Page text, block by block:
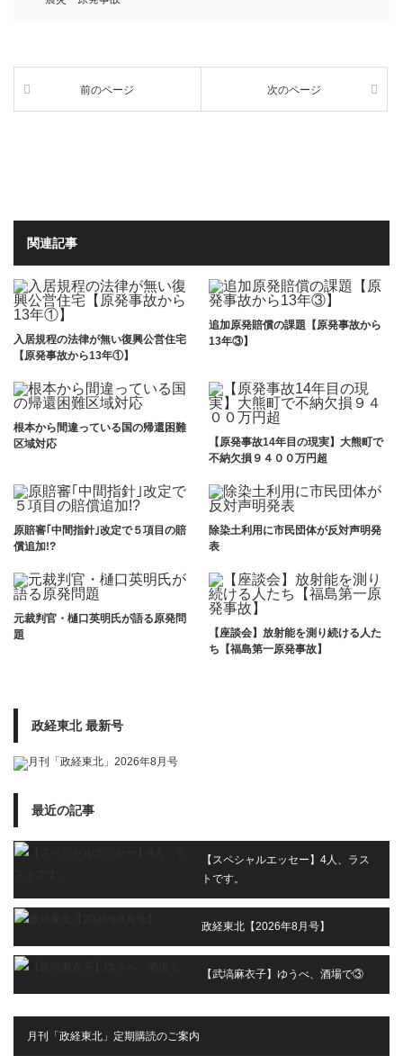
前のページ 次のページ
関連記事
入居規程の法律が無い復興公営住宅
【原発事故から13年①】
追加原発賠償の課題【原発事故から
13年③】
根本から間違っている国の帰還困難
区域対応
【原発事故14年目の現実】大熊町で
不納欠損９４００万円超
原賠審｢中間指針｣改定で５項目の賠
償追加!?
除染土利用に市民団体が反対声明発
表
元裁判官・樋口英明氏が語る原発問
題
【座談会】放射能を測り続ける人た
ち【福島第一原発事故】
政経東北 最新号
最近の記事
【スペシャルエッセー】4人、ラス
トです。
政経東北【2026年8月号】
【武塙麻衣子】ゆうべ、酒場で③
月刊「政経東北」定期購読のご案内